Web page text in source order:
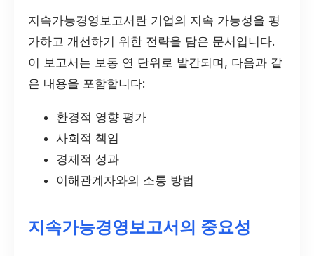
지속가능경영보고서란 기업의 지속 가능성을 평
가하고 개선하기 위한 전략을 담은 문서입니다.
이 보고서는 보통 연 단위로 발간되며, 다음과 같
은 내용을 포함합니다:
환경적 영향 평가
사회적 책임
경제적 성과
이해관계자와의 소통 방법
지속가능경영보고서의 중요성